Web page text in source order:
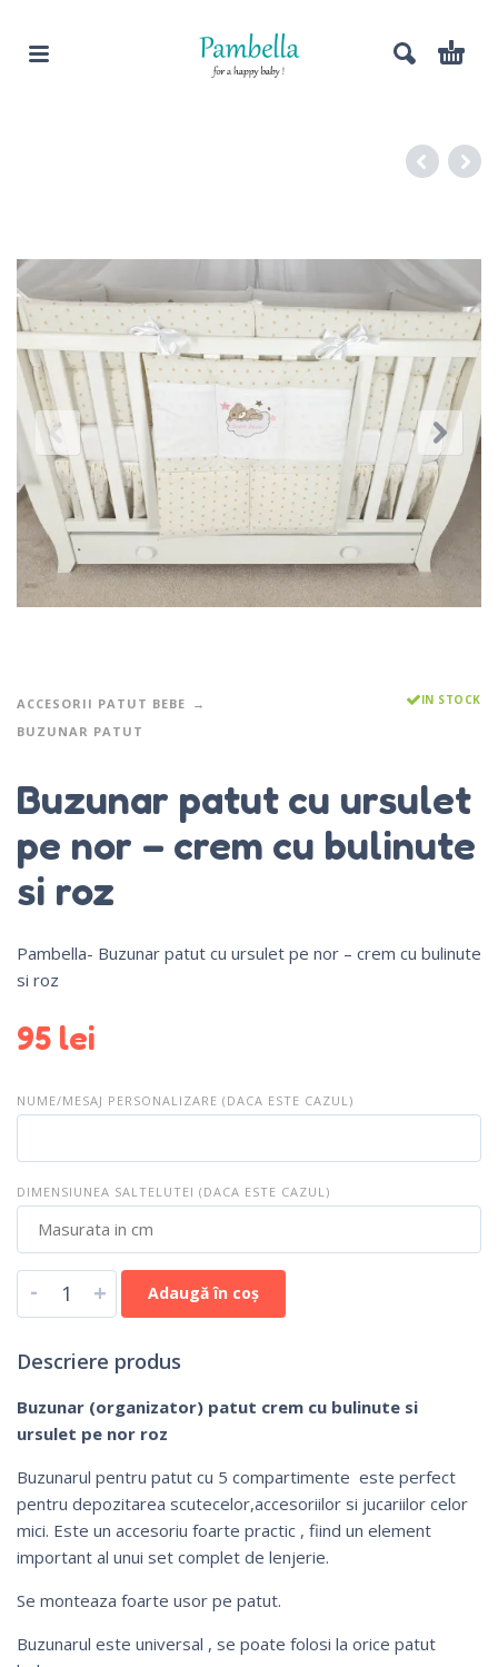
ACCESORII PATUT BEBE
BUZUNAR PATUT
IN STOCK
Buzunar patut cu ursulet
pe nor – crem cu bulinute
si roz
Pambella- Buzunar patut cu ursulet pe nor – crem cu bulinute
si roz
95 lei
NUME/MESAJ PERSONALIZARE (DACA ESTE CAZUL)
DIMENSIUNEA SALTELUTEI (DACA ESTE CAZUL)
- + Adaugă în coș
Descriere produs
Buzunar (organizator) patut crem cu bulinute si
ursulet pe nor roz
Buzunarul pentru patut cu 5 compartimente este perfect
pentru depozitarea scutecelor,accesoriilor si jucariilor celor
mici. Este un accesoriu foarte practic , fiind un element
important al unui set complet de lenjerie.
Se monteaza foarte usor pe patut.
Buzunarul este universal , se poate folosi la orice patut